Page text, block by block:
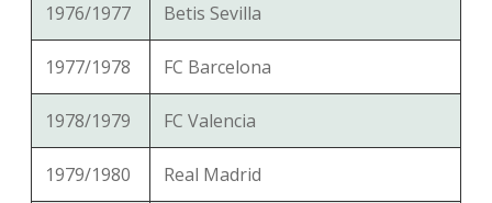
1976/1977 Betis Sevilla
1977/1978 FC Barcelona
1978/1979 FC Valencia
1979/1980 Real Madrid